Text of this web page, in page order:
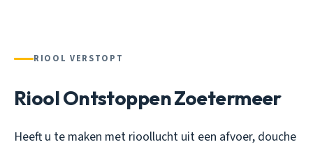
RIOOL VERSTOPT
Riool Ontstoppen Zoetermeer
Heeft u te maken met rioollucht uit een afvoer, douche